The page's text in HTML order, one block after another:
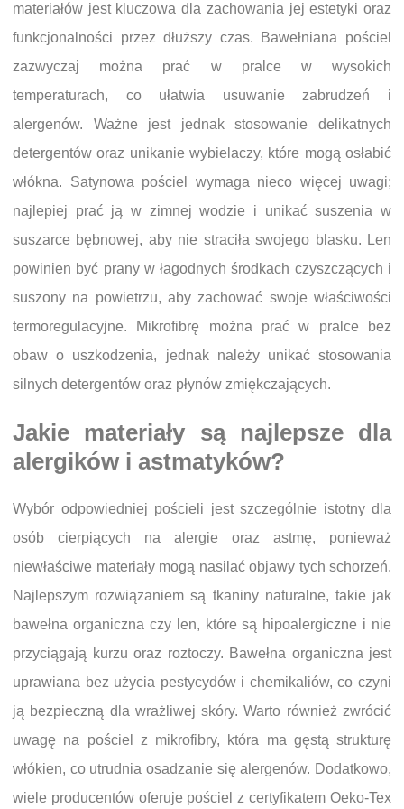
materiałów jest kluczowa dla zachowania jej estetyki oraz
funkcjonalności przez dłuższy czas. Bawełniana pościel
zazwyczaj można prać w pralce w wysokich
temperaturach, co ułatwia usuwanie zabrudzeń i
alergenów. Ważne jest jednak stosowanie delikatnych
detergentów oraz unikanie wybielaczy, które mogą osłabić
włókna. Satynowa pościel wymaga nieco więcej uwagi;
najlepiej prać ją w zimnej wodzie i unikać suszenia w
suszarce bębnowej, aby nie straciła swojego blasku. Len
powinien być prany w łagodnych środkach czyszczących i
suszony na powietrzu, aby zachować swoje właściwości
termoregulacyjne. Mikrofibrę można prać w pralce bez
obaw o uszkodzenia, jednak należy unikać stosowania
silnych detergentów oraz płynów zmiękczających.
Jakie materiały są najlepsze dla
alergików i astmatyków?
Wybór odpowiedniej pościeli jest szczególnie istotny dla
osób cierpiących na alergie oraz astmę, ponieważ
niewłaściwe materiały mogą nasilać objawy tych schorzeń.
Najlepszym rozwiązaniem są tkaniny naturalne, takie jak
bawełna organiczna czy len, które są hipoalergiczne i nie
przyciągają kurzu oraz roztoczy. Bawełna organiczna jest
uprawiana bez użycia pestycydów i chemikaliów, co czyni
ją bezpieczną dla wrażliwej skóry. Warto również zwrócić
uwagę na pościel z mikrofibry, która ma gęstą strukturę
włókien, co utrudnia osadzanie się alergenów. Dodatkowo,
wiele producentów oferuje pościel z certyfikatem Oeko-Tex